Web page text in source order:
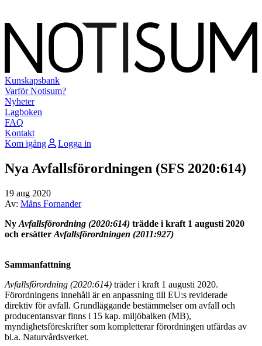
Kunskapsbank
Varför Notisum?
Nyheter
Lagboken
FAQ
Kontakt
Kom igång
Logga in
Nya Avfallsförordningen (SFS 2020:614)
19 aug 2020
Av: Måns Fornander
Ny Avfallsförordning (2020:614) trädde i kraft 1 augusti 2020
och ersätter Avfallsförordningen (2011:927)
Sammanfattning
Avfallsförordning (2020:614) träder i kraft 1 augusti 2020.
Förordningens innehåll är en anpassning till EU:s reviderade
direktiv för avfall. Grundläggande bestämmelser om avfall och
producentansvar finns i 15 kap. miljöbalken (MB),
myndighetsföreskrifter som kompletterar förordningen utfärdas av
bl.a. Naturvårdsverket.